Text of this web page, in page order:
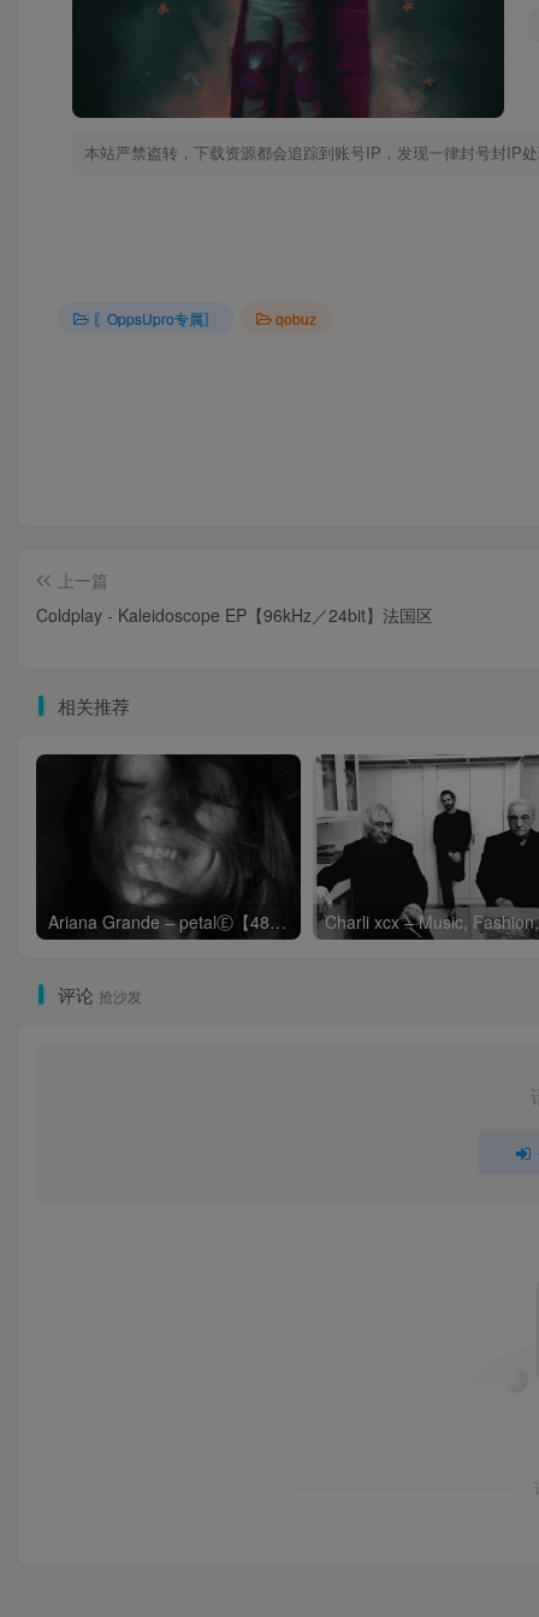
本站严禁盗转，下载资源都会追踪到账号IP，发现一律封号封IP
〖OppsUpro专属〗 qobuz
上一篇
Coldplay - Kaleidoscope EP【96kHz／24bit】法国区
相关推荐
Ariana Grande – petalⒺ【48kHz／24bit】英国区
评论 抢沙发